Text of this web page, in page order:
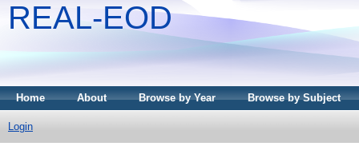
REAL-EOD
Home About Browse by Year Browse by Subject
Login